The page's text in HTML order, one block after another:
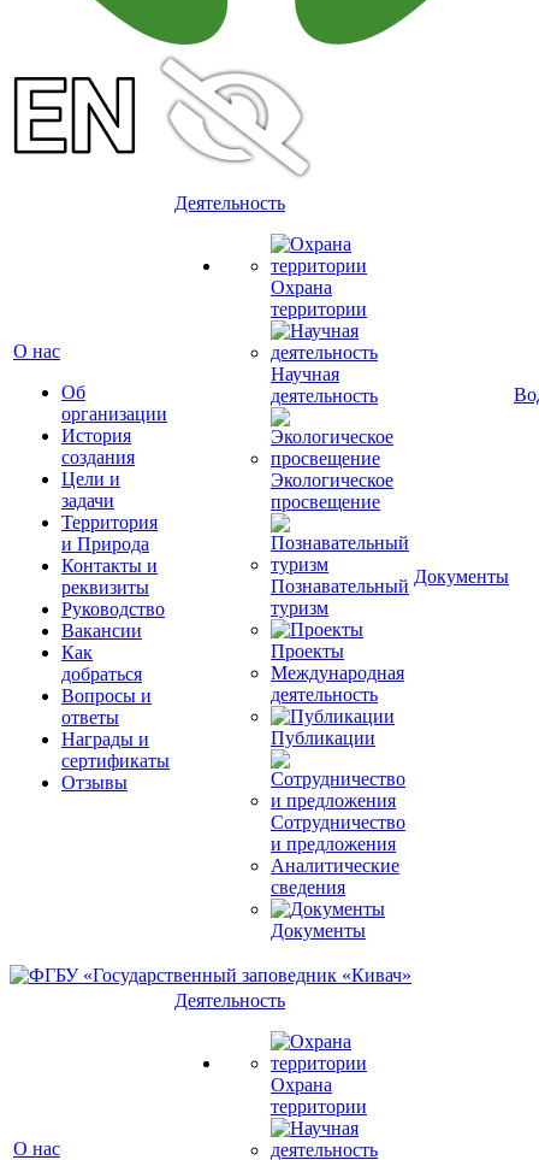
О нас
Об
организации
История
создания
Цели и
задачи
Территория
и Природа
Контакты и
реквизиты
Руководство
Вакансии
Как
добраться
Вопросы и
ответы
Награды и
сертификаты
Отзывы
Деятельность
Охрана
территории
Научная
деятельность
Экологическое
просвещение
Познавательный
туризм
Проекты
Международная
деятельность
Публикации
Сотрудничество
и предложения
Аналитические
сведения
Документы
Документы
О нас
Деятельность
Охрана
территории